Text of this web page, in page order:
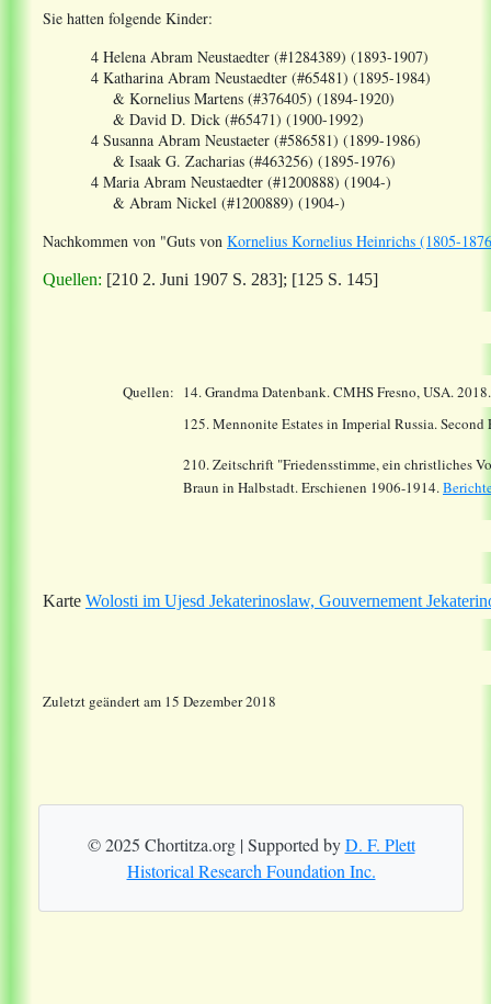
Sie hatten folgende Kinder:
4 Helena Abram Neustaedter (#1284389) (1893-1907)
4 Katharina Abram Neustaedter (#65481) (1895-1984)
& Kornelius Martens (#376405) (1894-1920)
& David D. Dick (#65471) (1900-1992)
4 Susanna Abram Neustaeter (#586581) (1899-1986)
& Isaak G. Zacharias (#463256) (1895-1976)
4 Maria Abram Neustaedter (#1200888) (1904-)
& Abram Nickel (#1200889) (1904-)
Nachkommen von "Guts von Kornelius Kornelius Heinrichs (1805-
Quellen: [210 2. Juni 1907 S. 283]; [125 S. 145]
Quellen: 14.Grandma Datenbank. CMHS Fresno, USA.
125. Mennonite Estates in Imperial Russia.
210. Zeitschrift "Friedensstimme, ein christliches
Braun in Halbstadt. Erschienen 1906-1914.
Karte Wolosti im Ujesd Jekaterinoslaw, Gouvernement
Zuletzt geändert am 15 Dezember 2018
© 2025 Chortitza.org | Supported byD. F. Plett
Historical Research Foundation Inc.